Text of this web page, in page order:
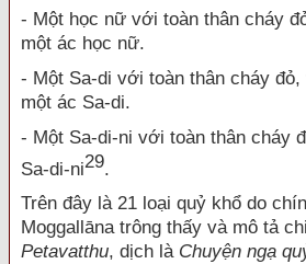
- Một học nữ với toàn thân cháy
một ác học nữ.
- Một Sa-di với toàn thân cháy
một ác Sa-di.
- Một Sa-di-ni với toàn thân cháy
Sa-di-ni29.
Trên đây là 21 loại quỷ khổ do
Moggallāna trông thấy và mô tả
Petavatthu, dịch là Chuyện ngạ